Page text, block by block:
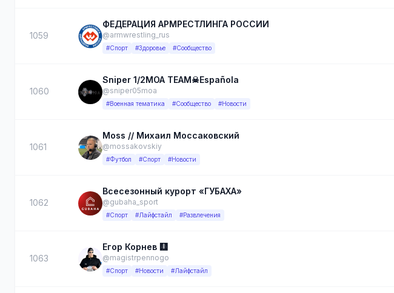
1059
ФЕДЕРАЦИЯ АРМРЕСТЛИНГА РОССИИ
@armwrestling_rus
#Спорт #Здоровье #Сообщество
1060
Sniper 1/2MOA ТЕАМ☠Española
@sniper05moa
#Военная тематика #Сообщество #Новости
1061
Moss // Михаил Моссаковский
@mossakovskiy
#Футбол #Спорт #Новости
1062
Всесезонный курорт «ГУБАХА»
@gubaha_sport
#Спорт #Лайфстайл #Развлечения
1063
Егор Корнев 🩻
@magistrpennogo
#Спорт #Новости #Лайфстайл